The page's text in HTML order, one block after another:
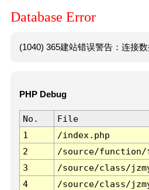
Database Error
(1040) 365建站错误警告：连接
PHP Debug
No. File
1
/index.php
2
/source/function/
3
/source/class/
4
/source/class/